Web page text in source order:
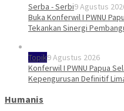
Serba - Serbi9 Agustus
Buka Konferwil I PWNU
Tekankan Sinergi
Topik9 Agustus 2026
Konferwil I PWNU Papua
Kepengurusan Definitif
Humanis